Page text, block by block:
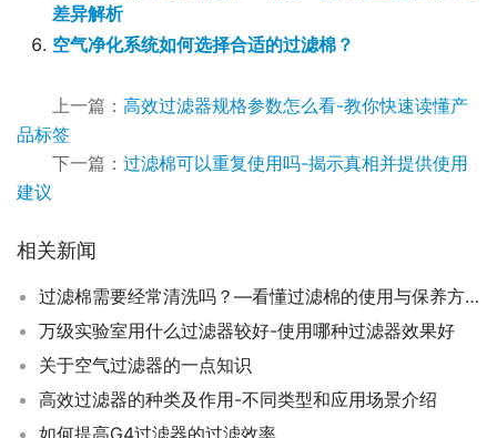
差异解析
空气净化系统如何选择合适的过滤棉？
上一篇： 高效过滤器规格参数怎么看-教你快速读懂产
品标签
下一篇： 过滤棉可以重复使用吗-揭示真相并提供使用
建议
相关新闻
过滤棉需要经常清洗吗？—看懂过滤棉的使用与保养方法
万级实验室用什么过滤器较好-使用哪种过滤器效果好
关于空气过滤器的一点知识
高效过滤器的种类及作用-不同类型和应用场景介绍
如何提高G4过滤器的过滤效率